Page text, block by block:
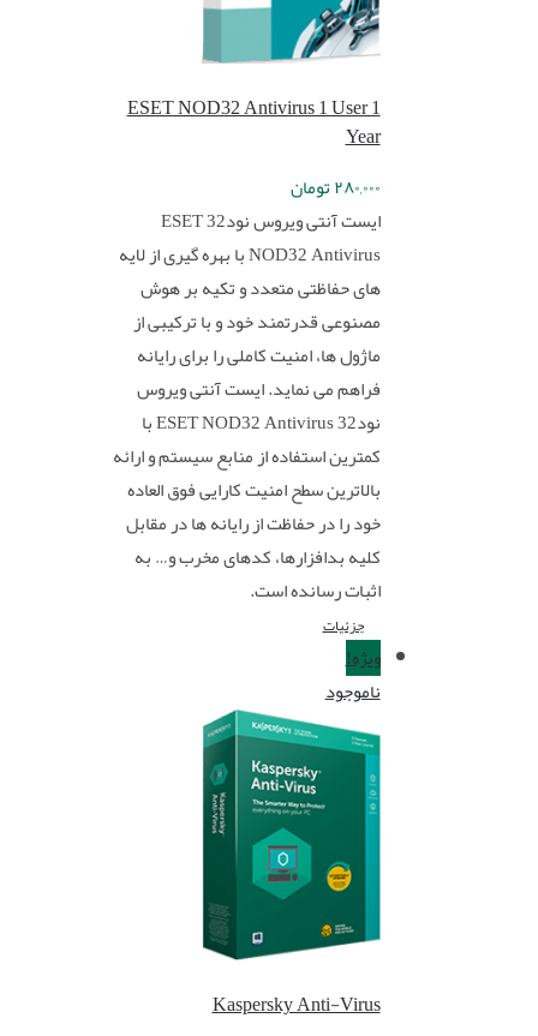
ESET NOD32 Antivirus 1 User 1
Year
۲۸۰,۰۰۰تومان
ایست آنتی ویروس نود32 ESET
NOD32 Antivirus با بهره گیری از لایه
های حفاظتی متعدد و تکیه بر هوش
مصنوعی قدرتمند خود و با ترکیبی از
ماژول ها، امنیت کاملی را برای رایانه
فراهم می نماید. ایست آنتی ویروس
نود32 ESET NOD32 Antivirus با
کمترین استفاده از منابع سیستم و ارائه
بالاترین سطح امنیت کارایی فوق العاده
خود را در حفاظت از رایانه ها در مقابل
کلیه بدافزارها، کدهای مخرب و… به
اثبات رسانده است.
جزئیات
ویژه!
ناموجود
Kaspersky Anti-Virus